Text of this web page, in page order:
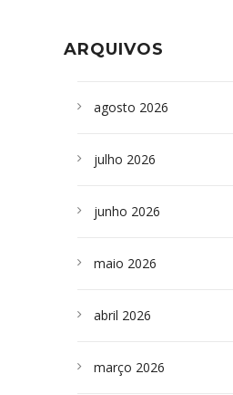
sepultados em SP
ARQUIVOS
agosto 2026
julho 2026
junho 2026
maio 2026
abril 2026
março 2026